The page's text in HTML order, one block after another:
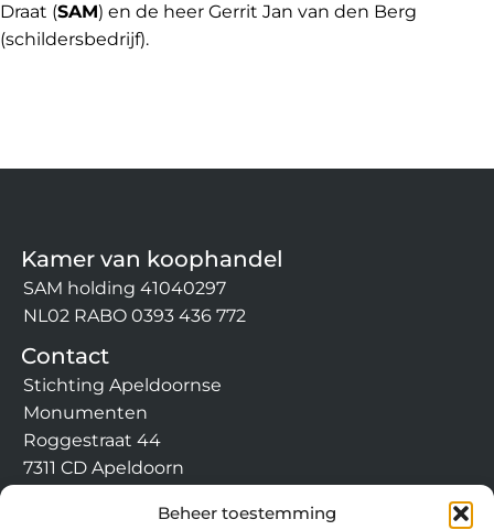
Beheer toestemming
Draat (SAM) en de heer Gerrit Jan van den Berg
(schildersbedrijf).
Kamer van koophandel
SAM holding 41040297
NL02 RABO 0393 436 772
Contact
Stichting Apeldoornse
Monumenten
Roggestraat 44
7311 CD Apeldoorn